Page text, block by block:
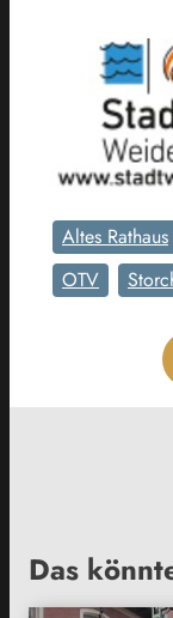
Altes Rathaus
OTV
Das